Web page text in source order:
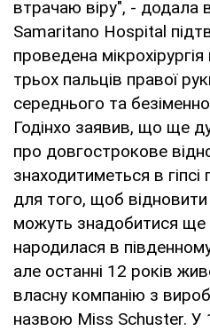
втрачаю віру", - додала
Samaritano Hospital
проведена
трьох пальців правої
середнього та
Годінхо заявив, що ще
про довгострокове
знаходитиметься в
для того, щоб відновити
можуть знадобитися ще
народилася в
але останні 12 років
власну компанію з
назвою Miss Schuster. У